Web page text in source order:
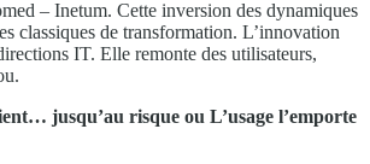
– Inetum. Cette inversion des dynamiques
classiques de transformation. L’innovation
IT. Elle remonte des utilisateurs,
jusqu’au risque ou L’usage l’emporte